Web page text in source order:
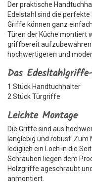
Der praktische
Edelstahl sind die
Griffe können ganz
Türen der Küche montiert
griffbereit
hochwertigeren und
Das
1 Stück Handtuchhalter
2 Stück Türgriffe
Leichte Montage
Die Griffe sind aus
langlebig und robust.
lediglich ein Loch in die
Schrauben liegen dem
Holzgriffe ageschraubt
anmontiert.